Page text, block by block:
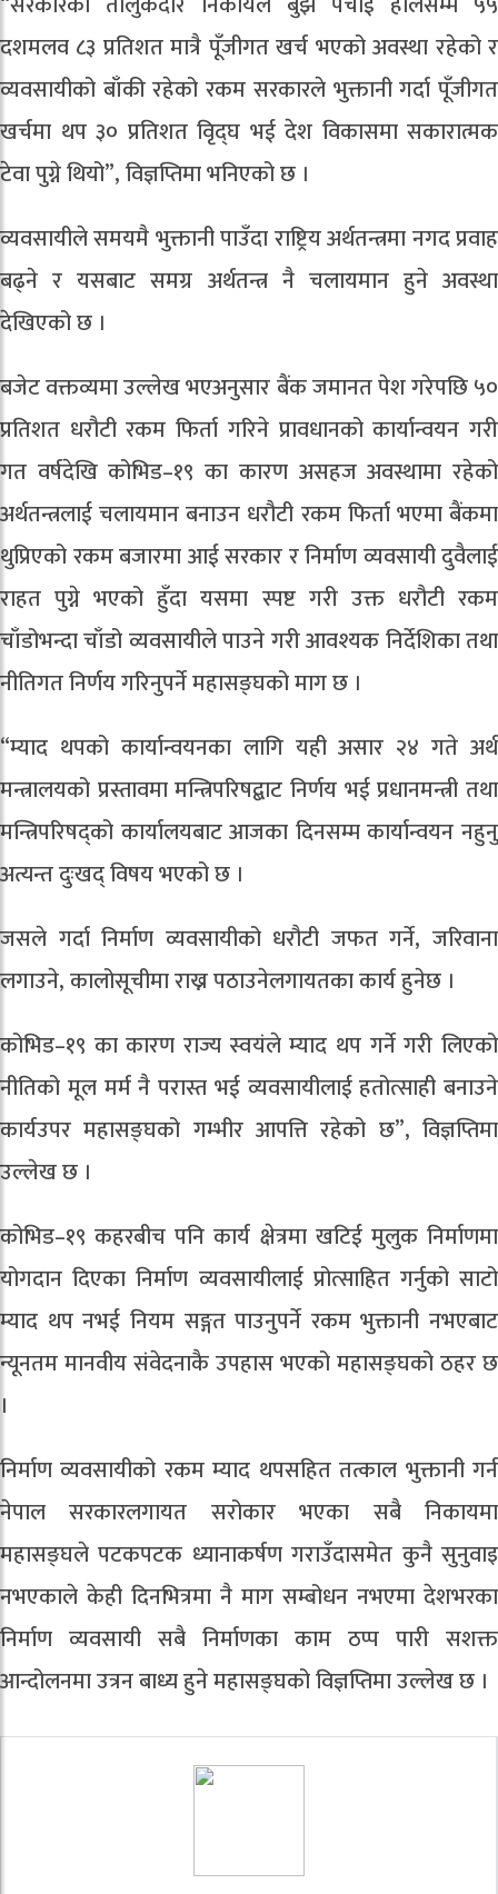
दशमलव ८३ प्रतिशत मात्रै पूँजीगत खर्च भएको अवस्था रहेको र
व्यवसायीको बाँकी रहेको रकम सरकारले भुक्तानी गर्दा पूँजीगत
खर्चमा थप ३० प्रतिशत वृिद्घ भई देश विकासमा सकारात्मक
टेवा पुग्ने थियो”, विज्ञप्तिमा भनिएको छ ।
व्यवसायीले समयमै भुक्तानी पाउँदा राष्ट्रिय अर्थतन्त्रमा नगद प्रवाह
बढ्ने र यसबाट समग्र अर्थतन्त्र नै चलायमान हुने अवस्था
देखिएको छ ।
बजेट वक्तव्यमा उल्लेख भएअनुसार बैंक जमानत पेश गरेपछि ५०
प्रतिशत धरौटी रकम फिर्ता गरिने प्रावधानको कार्यान्वयन गरी
गत वर्षदेखि कोभिड–१९ का कारण असहज अवस्थामा रहेको
अर्थतन्त्रलाई चलायमान बनाउन धरौटी रकम फिर्ता भएमा बैंकमा
थुप्रिएको रकम बजारमा आई सरकार र निर्माण व्यवसायी दुवैलाई
राहत पुग्ने भएको हुँदा यसमा स्पष्ट गरी उक्त धरौटी रकम
चाँडोभन्दा चाँडो व्यवसायीले पाउने गरी आवश्यक निर्देशिका तथा
नीतिगत निर्णय गरिनुपर्ने महासङ्घको माग छ ।
“म्याद थपको कार्यान्वयनका लागि यही असार २४ गते अर्थ
मन्त्रालयको प्रस्तावमा मन्त्रिपरिषद्बाट निर्णय भई प्रधानमन्त्री तथा
मन्त्रिपरिषद्को कार्यालयबाट आजका दिनसम्म कार्यान्वयन नहुनु
अत्यन्त दुःखद् विषय भएको छ ।
जसले गर्दा निर्माण व्यवसायीको धरौटी जफत गर्ने, जरिवाना
लगाउने, कालोसूचीमा राख्न पठाउनेलगायतका कार्य हुनेछ ।
कोभिड–१९ का कारण राज्य स्वयंले म्याद थप गर्ने गरी लिएको
नीतिको मूल मर्म नै परास्त भई व्यवसायीलाई हतोत्साही बनाउने
कार्यउपर महासङ्घको गम्भीर आपत्ति रहेको छ”, विज्ञप्तिमा
उल्लेख छ ।
कोभिड–१९ कहरबीच पनि कार्य क्षेत्रमा खटिई मुलुक निर्माणमा
योगदान दिएका निर्माण व्यवसायीलाई प्रोत्साहित गर्नुको साटो
म्याद थप नभई नियम सङ्गत पाउनुपर्ने रकम भुक्तानी नभएबाट
न्यूनतम मानवीय संवेदनाकै उपहास भएको महासङ्घको ठहर छ
।
निर्माण व्यवसायीको रकम म्याद थपसहित तत्काल भुक्तानी गर्न
नेपाल सरकारलगायत सरोकार भएका सबै निकायमा
महासङ्घले पटकपटक ध्यानाकर्षण गराउँदासमेत कुनै सुनुवाइ
नभएकाले केही दिनभित्रमा नै माग सम्बोधन नभएमा देशभरका
निर्माण व्यवसायी सबै निर्माणका काम ठप्प पारी सशक्त
आन्दोलनमा उत्रन बाध्य हुने महासङ्घको विज्ञप्तिमा उल्लेख छ ।